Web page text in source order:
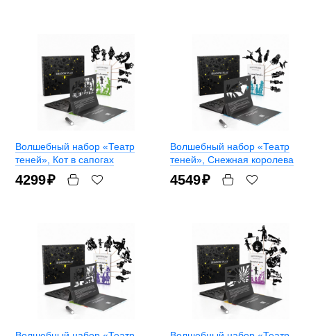
Волшебный набор «Театр
теней» , Кот в сапогах
4299₽
Волшебный набор «Театр
теней» , Снежная королева
4549₽